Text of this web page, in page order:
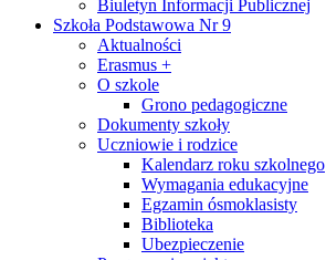
Biuletyn Informacji Publicznej
Szkoła Podstawowa Nr 9
Aktualności
Erasmus +
O szkole
Grono pedagogiczne
Dokumenty szkoły
Uczniowie i rodzice
Kalendarz roku szkolnego
Wymagania edukacyjne
Egzamin ósmoklasisty
Biblioteka
Ubezpieczenie